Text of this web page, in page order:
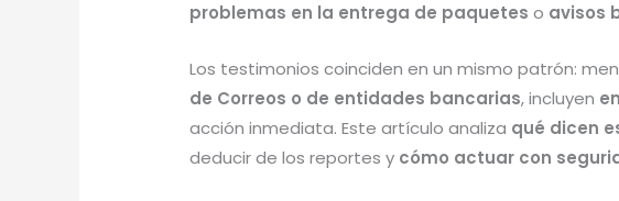
problemas en la entrega de paquetes o avisos
Los testimonios coinciden en un mismo patrón:
de Correos o de entidades bancarias, incluyen
acción inmediata. Este artículo analiza qué dicen
deducir de los reportes y cómo actuar con